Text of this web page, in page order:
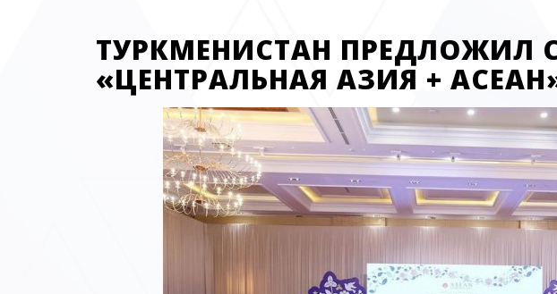
ТУРКМЕНИСТАН ПРЕДЛОЖИЛ
«ЦЕНТРАЛЬНАЯ АЗИЯ +